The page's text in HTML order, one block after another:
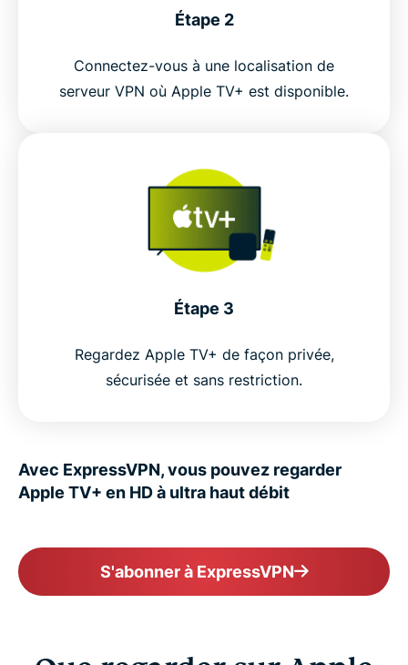
Étape 2
Connectez-vous à une localisation de
serveur VPN où Apple TV+ est disponible.
Étape 3
Regardez Apple TV+ de façon privée,
sécurisée et sans restriction.
Avec ExpressVPN, vous pouvez regarder
Apple TV+ en HD à ultra haut débit
S'abonner à ExpressVPN